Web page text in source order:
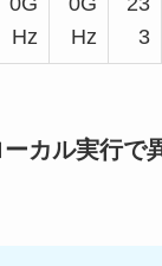
Hz
Hz
3
カル実行で